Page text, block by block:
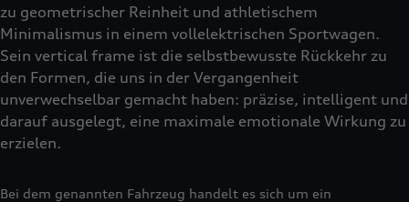
zu geometrischer Reinheit und athletischem
Minimalismus in einem vollelektrischen Sportwagen.
Sein vertical frame ist die selbstbewusste Rückkehr zu
den Formen, die uns in der Vergangenheit
unverwechselbar gemacht haben: präzise, intelligent und
darauf ausgelegt, eine maximale emotionale Wirkung zu
erzielen.
Bei dem genannten Fahrzeug handelt es sich um ein